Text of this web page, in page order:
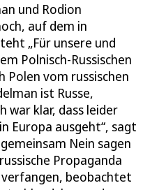
und Rodion
auf dem in
„Für unsere und
Polnisch-Russischen
Polen vom russischen
ist Russe,
war klar, dass leider
Europa ausgeht“, sagt
Nein sagen
Propaganda
verfangen, beobachtet